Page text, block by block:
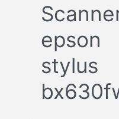
epson
stylus